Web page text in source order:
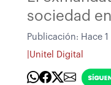
sociedad
Publicación: Hace
Unitel Digital